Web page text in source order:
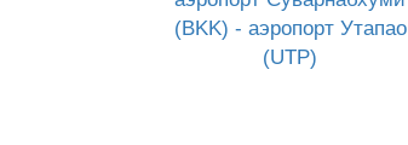
(BKK) - аэропорт Утапао
(UTP)